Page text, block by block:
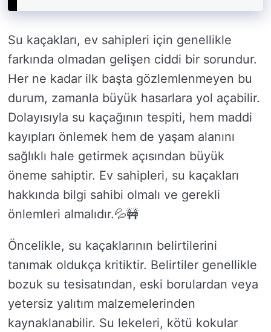
Su kaçakları, ev sahipleri için genellikle
farkında olmadan gelişen ciddi bir sorundur.
Her ne kadar ilk başta gözlemlenmeyen bu
durum, zamanla büyük hasarlara yol açabilir.
Dolayısıyla su kaçağının tespiti, hem maddi
kayıpları önlemek hem de yaşam alanını
sağlıklı hale getirmek açısından büyük
öneme sahiptir. Ev sahipleri, su kaçakları
hakkında bilgi sahibi olmalı ve gerekli
önlemleri almalıdır.💦🚧
Öncelikle, su kaçaklarının belirtilerini
tanımak oldukça kritiktir. Belirtiler genellikle
bozuk su tesisatından, eski borulardan veya
yetersiz yalıtım malzemelerinden
kaynaklanabilir. Su lekeleri, kötü kokular